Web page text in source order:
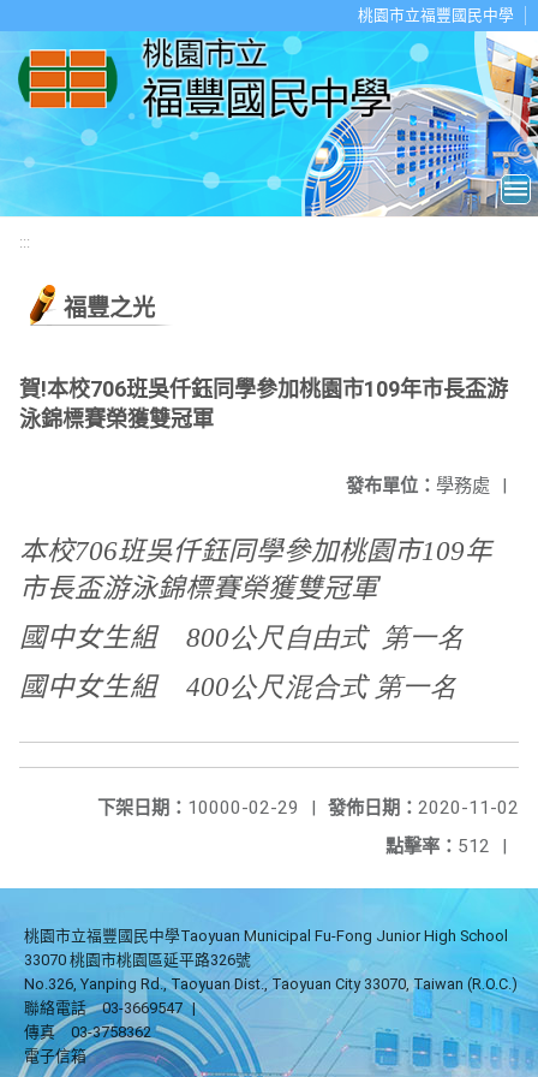
桃園市立福豐國民中學
:::
福豐之光
賀!本校706班吳仟鈺同學參加桃園市109年市長盃游
泳錦標賽榮獲雙冠軍
發布單位： 學務處 |
本校706班吳仟鈺同學參加桃園市109年
市長盃游泳錦標賽榮獲雙冠軍
國中女生組 800公尺自由式 第一名
國中女生組 400公尺混合式 第一名
發佈日期： 2020-11-02
下架日期： 10000-02-29
|
點擊率： 512 |
桃園市立福豐國民中學Taoyuan Municipal Fu-Fong Junior High School
33070 桃園市桃園區延平路326號
No.326, Yanping Rd., Taoyuan Dist., Taoyuan City 33070, Taiwan (R.O.C.)
聯絡電話
03-3669547 |
傳真
03-3758362
電子信箱